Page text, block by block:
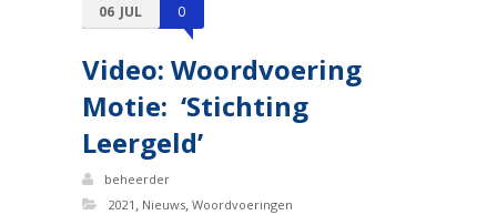
06 JUL 0
Video: Woordvoering
Motie: ‘Stichting
Leergeld’
beheerder
2021 , Nieuws, Woordvoeringen